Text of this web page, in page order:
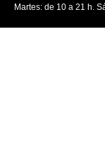
Martes: de 10 a 21 h.